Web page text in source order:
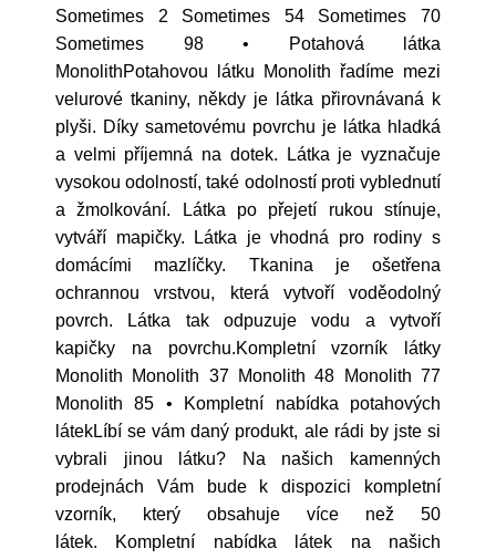
Sometimes 2 Sometimes 54 Sometimes 70
Sometimes 98 • Potahová látka
MonolithPotahovou látku Monolith řadíme mezi
velurové tkaniny, někdy je látka přirovnávaná k
plyši. Díky sametovému povrchu je látka hladká
a velmi příjemná na dotek. Látka je vyznačuje
vysokou odolností, také odolností proti vyblednutí
a žmolkování. Látka po přejetí rukou stínuje,
vytváří mapičky. Látka je vhodná pro rodiny s
domácími mazlíčky. Tkanina je ošetřena
ochrannou vrstvou, která vytvoří voděodolný
povrch. Látka tak odpuzuje vodu a vytvoří
kapičky na povrchu.Kompletní vzorník látky
Monolith Monolith 37 Monolith 48 Monolith 77
Monolith 85 • Kompletní nabídka potahových
látekLíbí se vám daný produkt, ale rádi by jste si
vybrali jinou látku? Na našich kamenných
prodejnách Vám bude k dispozici kompletní
vzorník, který obsahuje více než 50
látek. Kompletní nabídka látek na našich